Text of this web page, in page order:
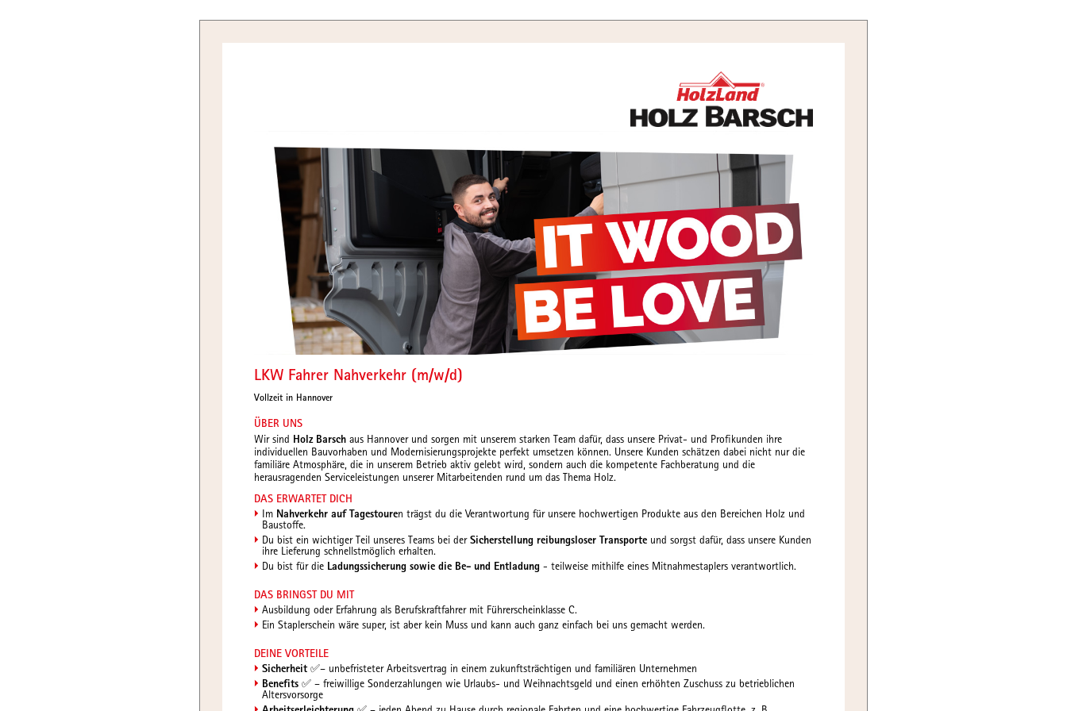
LKW Fahrer Nahverkehr (m/w/d)
Vollzeit in Hannover
ÜBER UNS
Wir sind Holz Barsch aus Hannover und sorgen mit unserem starken Team dafür, dass unsere Privat- und Profikunden ihre
individuellen Bauvorhaben und Modernisierungsprojekte perfekt umsetzen können. Unsere Kunden schätzen dabei nicht nur die
familiäre Atmosphäre, die in unserem Betrieb aktiv gelebt wird, sondern auch die kompetente Fachberatung und die
herausragenden Serviceleistungen unserer Mitarbeitenden rund um das Thema Holz.
DAS ERWARTET DICH
Im Nahverkehr auf Tagestouren trägst du die Verantwortung für unsere hochwertigen Produkte aus den Bereichen Holz und
Baustoﬀe.
Du bist ein wichtiger Teil unseres Teams bei der Sicherstellung reibungsloser Transporte und sorgst dafür, dass unsere Kunden
ihre Lieferung schnellstmöglich erhalten.
Du bist für die Ladungssicherung sowie die Be- und Entladung - teilweise mithilfe eines Mitnahmestaplers verantwortlich.
DAS BRINGST DU MIT
Ausbildung oder Erfahrung als Berufskraftfahrer mit Führerscheinklasse C.
Ein Staplerschein wäre super, ist aber kein Muss und kann auch ganz einfach bei uns gemacht werden.
DEINE VORTEILE
Sicherheit ✅– unbefristeter Arbeitsvertrag in einem zukunftsträchtigen und familiären Unternehmen
Benefits ✅ – freiwillige Sonderzahlungen wie Urlaubs- und Weihnachtsgeld und einen erhöhten Zuschuss zu betrieblichen
Altersvorsorge